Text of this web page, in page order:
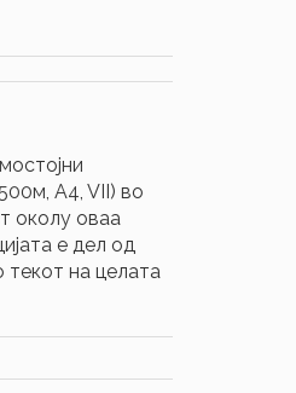
A4, VII) во
околу оваа
е дел од
текот на целата